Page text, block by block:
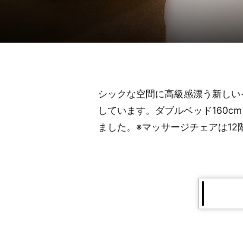
シックな空間に高級感漂う新し
しています。ダブルベッド
ました。※マッサージチェアは12